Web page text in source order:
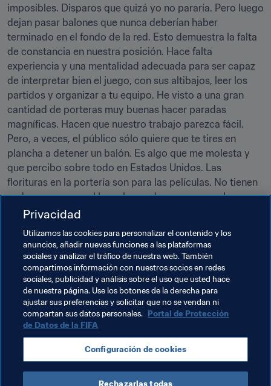
imposibles. Disparos que quizá yo no pararía. Pero luego
dejan pasar balones que nunca deberían haber
terminado en el fondo de la red. Esto demuestra la falta
de constancia en nuestra posición. Hace falta
experiencia y una mentalidad adecuada para ser capaz
de interpretar bien el juego, con sus altibajos, leer los
partidos y organizar a tu equipo. He visto a una gran
cantidad de porteras muy buenas hacer paradas
magníficas. Hacen que nuestro trabajo parezca fácil.
Pero, a veces, el público sólo quiere que te tires en
plancha a detener un balón. Es algo que me molesta y
que percibo sobre todo en Estados Unidos. Las
florituras en la portería son para las películas. No tienen
nada que ver con el buen hacer de una arquera. Lo que
quieres ser eficiente y no pasar apuros.
Eso es lo que admiro yo de las porteras. Lo importante
es calcular los ángulos, leer el juego, colocar a tus
defensas en la posición adecuada... Y también manejar
bien los pies, pero en ningún caso lanzarse de manera
acrobática a detener un balón sólo por dar espectáculo.
Temas relacionados
Concacaf USA
Privacidad
Utilizamos las cookies para personalizar el contenido y los
anuncios, añadir nuevas funciones a las plataformas
sociales y analizar el tráfico de nuestra web. También
compartimos información con nuestros socios en redes
sociales, publicidad y análisis sobre el uso que usted hace
de nuestra página. Use los botones de la derecha para
ajustar sus preferencias y solicitar que no se vendan ni
compartan sus datos personales. Portal de Protección
de Datos de la FIFA
Configuración de cookies
Rechazarlas todas